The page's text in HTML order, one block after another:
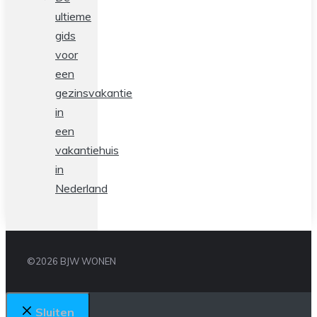
ultieme
gids
voor
een
gezinsvakantie
in
een
vakantiehuis
in
Nederland
©2026 BJW WONEN
Sluiten